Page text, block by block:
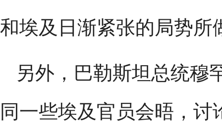
和埃及日渐紧张的局势所
另外，巴勒斯坦总统穆
同一些埃及官员会晤，